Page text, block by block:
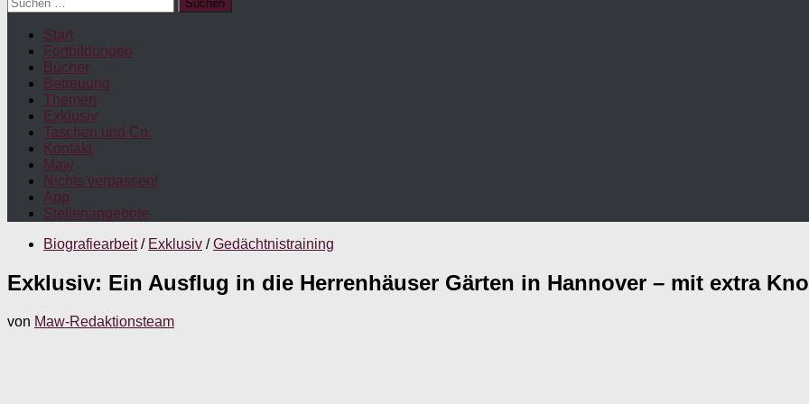
nach:
Start
Fortbildungen
Bücher
Betreuung
Themen
Exklusiv
Taschen und Co.
Kontakt
Maw
Nichts verpassen!
App
Stellenangebote
Biografiearbeit / Exklusiv / Gedächtnistraining
Exklusiv: Ein Ausflug in die Herrenhäuser Gärten in Hannover – mit extra
von Maw-Redaktionsteam